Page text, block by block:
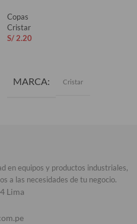
Copas
Cristar
S/ 2.20
MARCA Cristar
en equipos y productos industriales,
a las necesidades de tu negocio.
Lima